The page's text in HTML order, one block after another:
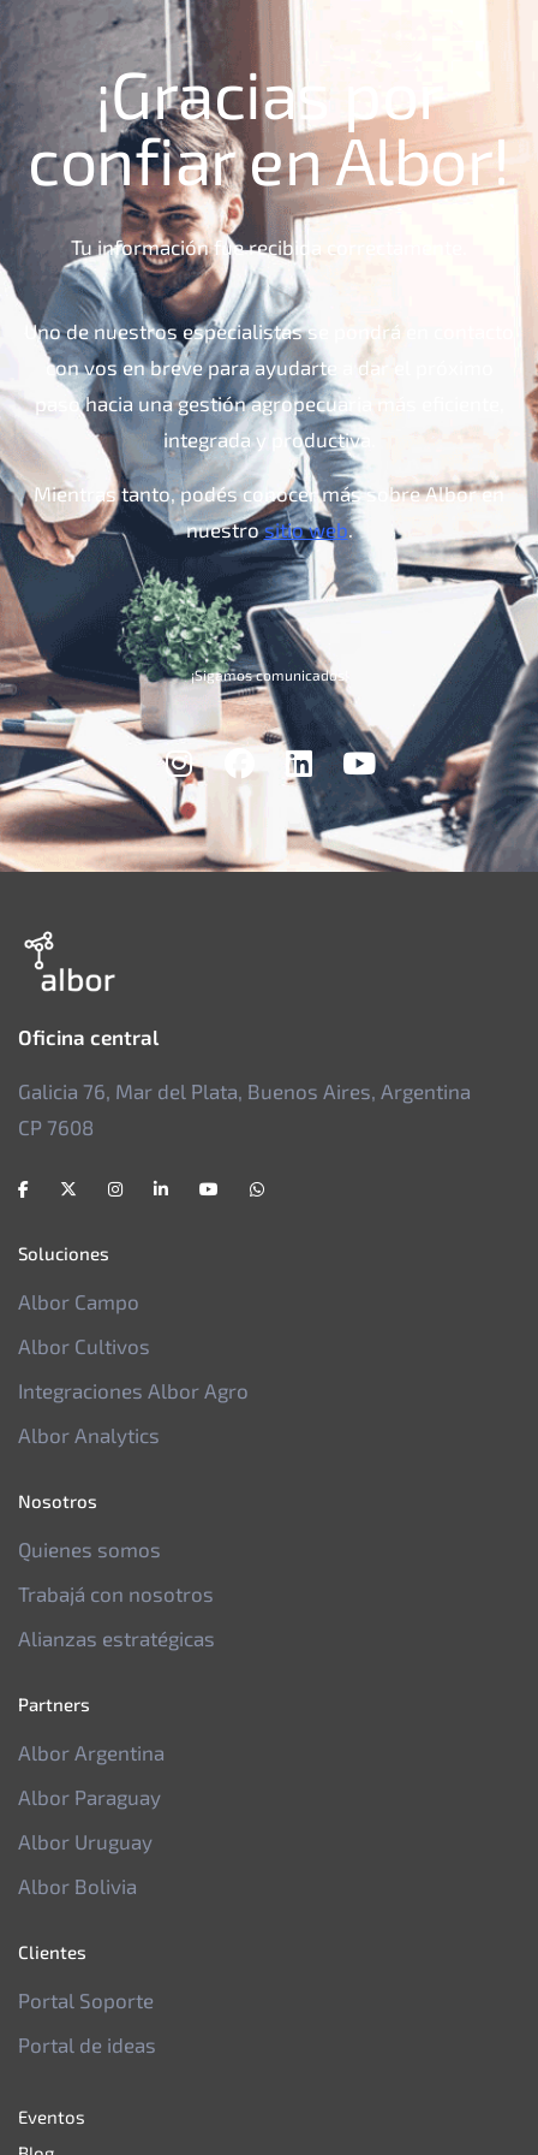
¡Gracias por
confiar en Albor!
Tu información fue recibida correctamente.
Uno de nuestros especialistas se pondrá en contacto
con vos en breve para ayudarte a dar el próximo
paso hacia una gestión agropecuaria más eficiente,
integrada y productiva.
Mientras tanto, podés conocer más sobre Albor en
nuestrositio web.
¡Sigamos comunicados!
Oficina central
Galicia 76, Mar del Plata, Buenos Aires, Argentina
CP 7608
Soluciones
Albor Campo
Albor Cultivos
Integraciones Albor Agro
Albor Analytics
Nosotros
Quienes somos
Trabajá con nosotros
Alianzas estratégicas
Partners
Albor Argentina
Albor Paraguay
Albor Uruguay
Albor Bolivia
Clientes
Portal Soporte
Portal de ideas
Eventos